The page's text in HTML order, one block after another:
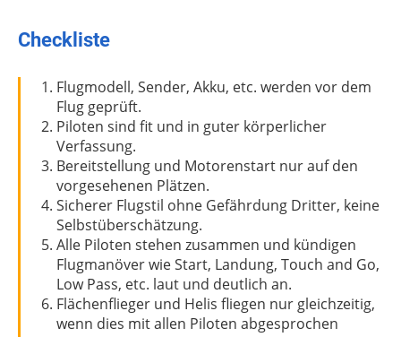
Checkliste
Flugmodell, Sender, Akku, etc. werden vor dem
Flug geprüft.
Piloten sind fit und in guter körperlicher
Verfassung.
Bereitstellung und Motorenstart nur auf den
vorgesehenen Plätzen.
Sicherer Flugstil ohne Gefährdung Dritter, keine
Selbstüberschätzung.
Alle Piloten stehen zusammen und kündigen
Flugmanöver wie Start, Landung, Touch and Go,
Low Pass, etc. laut und deutlich an.
Flächenflieger und Helis fliegen nur gleichzeitig,
wenn dies mit allen Piloten abgesprochen